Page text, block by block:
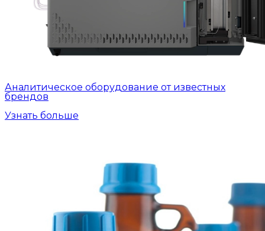
Аналитическое оборудование от известных
брендов
Узнать больше